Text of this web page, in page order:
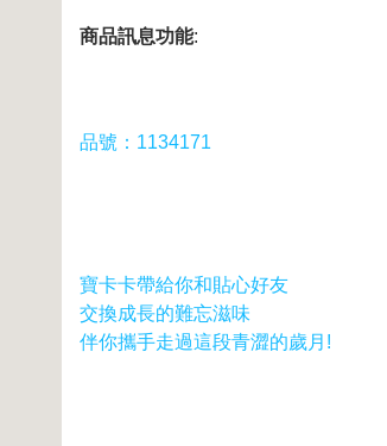
商品訊息功能:
品號：1134171
寶卡卡帶給你和貼心好友
交換成長的難忘滋味
伴你攜手走過這段青澀的歲月!